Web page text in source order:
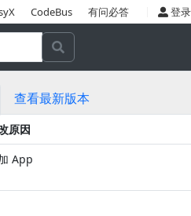
CodeBus 有问必答 登录
查看最新版本
原因
App